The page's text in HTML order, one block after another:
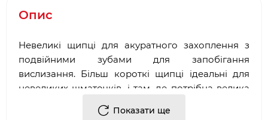
Опис
Невеликі щипці для акуратного захоплення з
подвійними зубами для запобігання
вислизання. Більш короткі щипці ідеальні для
невеликих шматочків, і там, де потрібна велика
точність. Зроблені з нержавіючої сталі.
Показати ще